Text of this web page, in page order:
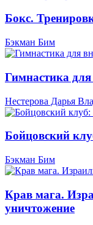
Бокс.
Бэкман Бим
Гимнастика
Нестерова Дарья
Бойцовский
Бэкман Бим
Крав мага.
уничтожение